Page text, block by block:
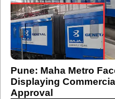
Pune: Maha Metro
Displaying
Approval